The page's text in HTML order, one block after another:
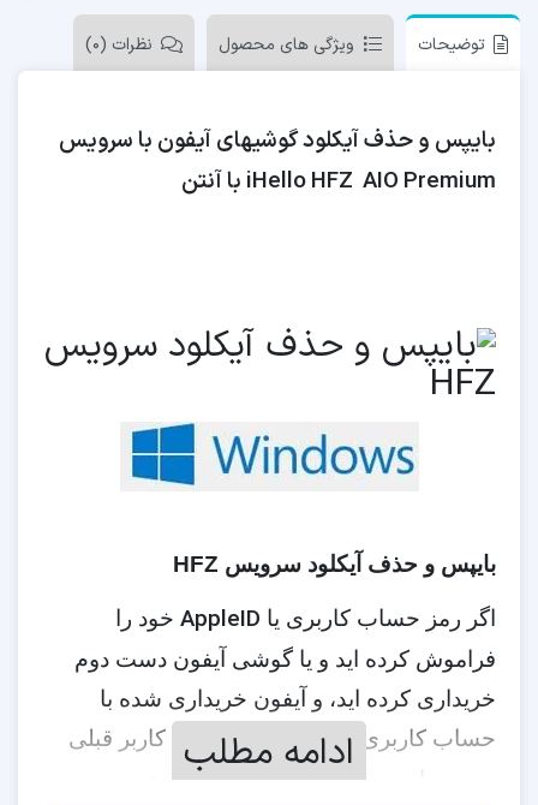
توضیحات ویژگی های محصول نظرات (0)
بایپس و حذف آیکلود گوشیهای آیفون با سرویس
iHello HFZ AIO Premium با آنتن
بایپس و حذف آیکلود سرویس HFZ
اگر رمز حساب کاربری یا AppleID خود را
فراموش کرده اید و یا گوشی آیفون دست دوم
خریداری کرده اید، و آیفون خریداری شده با
حساب کاربری
iCloud و یا اپل آیدی کاربر قبلی
مسدود است. در این صورت برای دسترسی به
ادامه مطلب